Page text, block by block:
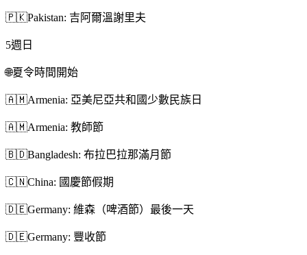
🇵🇰Pakistan: 吉阿爾溫謝里夫
5週日
🌐夏令時間開始
🇦🇲Armenia: 亞美尼亞共和國少數民族日
🇦🇲Armenia: 教師節
🇧🇩Bangladesh: 布拉巴拉那滿月節
🇨🇳China: 國慶節假期
🇩🇪Germany: 維森（啤酒節）最後一天
🇩🇪Germany: 豐收節